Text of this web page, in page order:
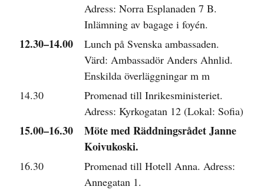
Adress: Norra Esplanaden 7 B.
Inlämning av bagage i foyén.
12.30–14.00
Lunch på Svenska ambassaden.
Värd: Ambassadör Anders Ahnlid.
Enskilda överläggningar m m
14.30
Promenad till Inrikesministeriet.
Adress: Kyrkogatan 12 (Lokal: Sofia)
15.00–16.30
Möte med Räddningsrådet Janne
Koivukoski.
16.30
Promenad till Hotell Anna. Adress:
Annegatan 1.